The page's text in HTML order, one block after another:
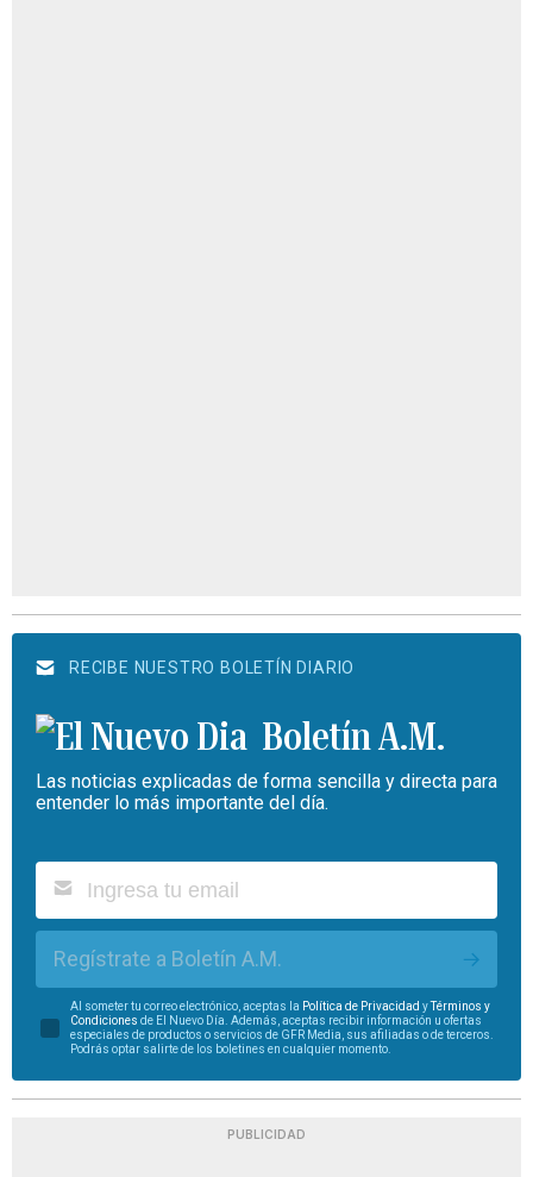
RECIBE NUESTRO BOLETÍN DIARIO
Boletín A.M.
Las noticias explicadas de forma sencilla y directa para
entender lo más importante del día.
Regístrate a Boletín A.M.
Al someter tu correo electrónico, aceptas la Política de Privacidad yTérminos y
Condiciones de El Nuevo Día. Además, aceptas recibir información u ofertas
especiales de productos o servicios de GFR Media, sus afiliadas o de terceros.
Podrás optar salirte de los boletines en cualquier momento.
PUBLICIDAD